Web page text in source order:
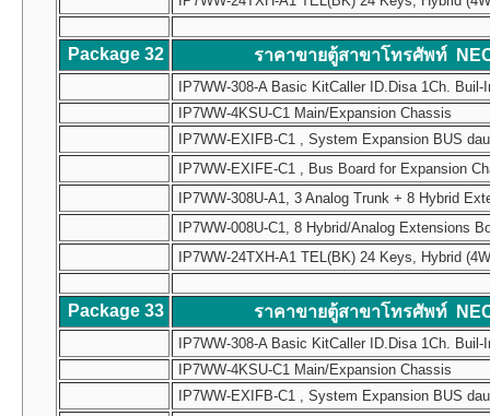
Package 32 ราคาขายตู้สาขาโทรศัพท์
IP7WW-308-A Basic KitCaller ID.Disa 1Ch.
IP7WW-4KSU-C1 Main/Expansion Chassis
IP7WW-EXIFB-C1 , System Expansion BUS
IP7WW-EXIFE-C1 , Bus Board for Expansion
IP7WW-308U-A1, 3 Analog Trunk + 8 Hybrid
IP7WW-008U-C1, 8 Hybrid/Analog Extensions
IP7WW-24TXH-A1 TEL(BK) 24 Keys, Hybrid
Package 33 ราคาขายตู้สาขาโทรศัพท์
IP7WW-308-A Basic KitCaller ID.Disa 1Ch.
IP7WW-4KSU-C1 Main/Expansion Chassis
IP7WW-EXIFB-C1 , System Expansion BUS